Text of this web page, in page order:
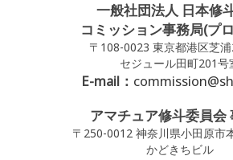
一般社団法人 日本修
コミッション事務局(プ
〒108-0023 東京都港区芝
セジュール田町201号
E-mail：
アマチュア修斗委員会
〒250-0012 神奈川県小田原市
かどきちビル